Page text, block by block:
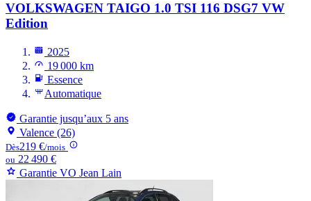
VOLKSWAGEN TAIGO 1.0 TSI 116 DSG7 VW
Edition
2025
19 000 km
Essence
Automatique
Garantie jusqu’aux 5 ans
Valence (26)
Dès219 €/mois
ou 22 490 €
Garantie VO Jean Lain